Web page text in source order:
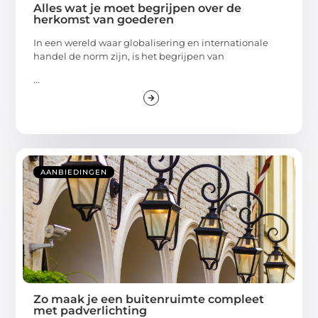
Alles wat je moet begrijpen over de
herkomst van goederen
In een wereld waar globalisering en internationale
handel de norm zijn, is het begrijpen van
...
AANBIEDINGEN
Zo maak je een buitenruimte compleet
met padverlichting